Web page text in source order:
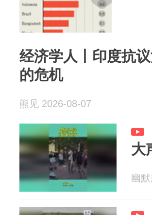
经济学人丨印度抗
的危机
熊见 2026-08-07
大
幽